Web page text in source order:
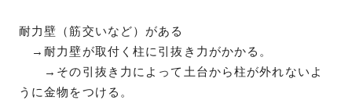
耐力壁（筋交いなど）がある
→耐力壁が取付く柱に引抜き力がかかる。
→その引抜き力によって土台から柱が外れないよ
うに金物をつける。